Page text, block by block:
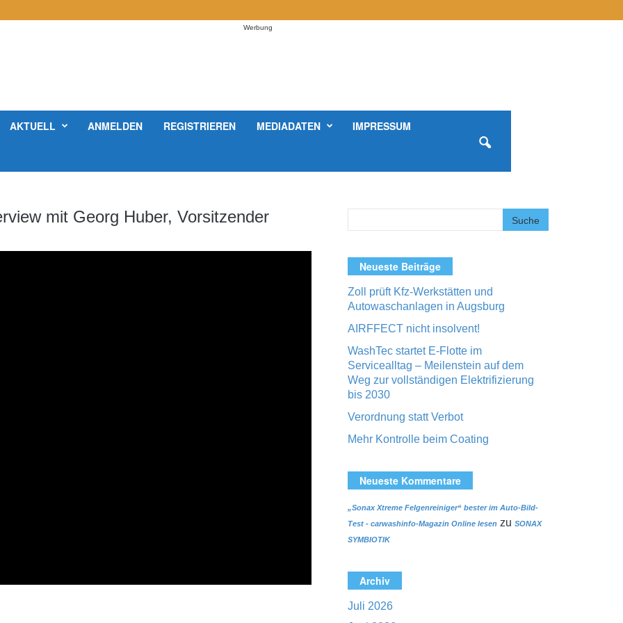
Werbung
AKTUELL ANMELDEN REGISTRIEREN MEDIADATEN IMPRESSUM
mit Georg Huber, Vorsitzender
Neueste Beiträge
Zoll prüft Kfz-Werkstätten und
Autowaschanlagen in Augsburg
AIRFFECT nicht insolvent!
WashTec startet E-Flotte im
Servicealltag – Meilenstein auf dem
Weg zur vollständigen Elektrifizierung
bis 2030
Verordnung statt Verbot
Mehr Kontrolle beim Coating
Neueste Kommentare
„Sonax Xtreme Felgenreiniger“ bester im Auto-Bild-
Test - carwashinfo-Magazin Online lesen zu SONAX
SYMBIOTIK
Archiv
Juli 2026